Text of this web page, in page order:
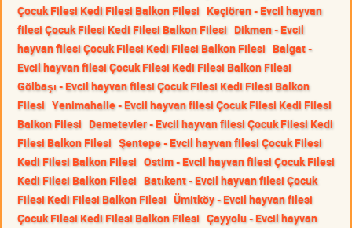
Çocuk Filesi Kedi Filesi Balkon Filesi Keçiören - Evcil hayvan
filesi Çocuk Filesi Kedi Filesi Balkon Filesi Dikmen - Evcil
hayvan filesi Çocuk Filesi Kedi Filesi Balkon Filesi Balgat -
Evcil hayvan filesi Çocuk Filesi Kedi Filesi Balkon Filesi
Gölbaşı - Evcil hayvan filesi Çocuk Filesi Kedi Filesi Balkon
Filesi Yenimahalle - Evcil hayvan filesi Çocuk Filesi Kedi Filesi
Balkon Filesi Demetevler - Evcil hayvan filesi Çocuk Filesi Kedi
Filesi Balkon Filesi Şentepe - Evcil hayvan filesi Çocuk Filesi
Kedi Filesi Balkon Filesi Ostim - Evcil hayvan filesi Çocuk Filesi
Kedi Filesi Balkon Filesi Batıkent - Evcil hayvan filesi Çocuk
Filesi Kedi Filesi Balkon Filesi Ümitköy - Evcil hayvan filesi
Çocuk Filesi Kedi Filesi Balkon Filesi Çayyolu - Evcil hayvan